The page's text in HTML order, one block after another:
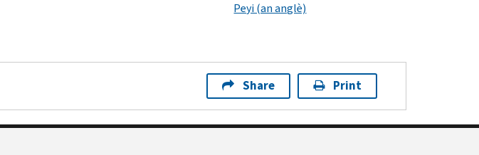
Peyi (an anglè)
Share Print